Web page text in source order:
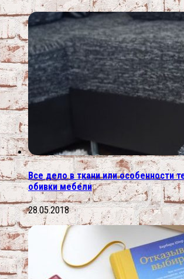
Все дело в ткани или особенности
обивки мебели
28.05.2018